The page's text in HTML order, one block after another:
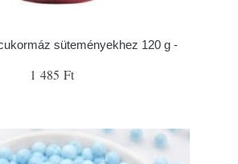
süteményekhez 120 g -
1 485 Ft